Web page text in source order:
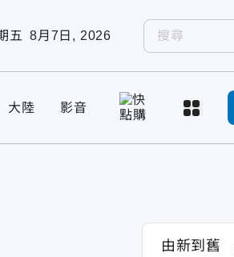
五 8月7日, 2026
大陸 影音
由新到舊